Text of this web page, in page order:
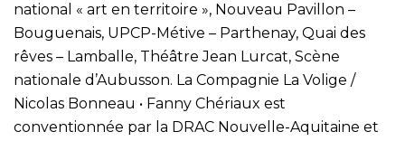
national « art en territoire », Nouveau Pavillon –
Bouguenais, UPCP-Métive – Parthenay, Quai des
rêves – Lamballe, Théâtre Jean Lurcat, Scène
nationale d’Aubusson. La Compagnie La Volige /
Nicolas Bonneau • Fanny Chériaux est
conventionnée par la DRAC Nouvelle-Aquitaine et